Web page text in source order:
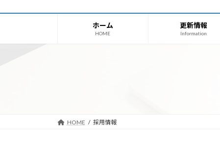
プ
動
ホーム
HOME
更新情報
Information
HOME 採用情報